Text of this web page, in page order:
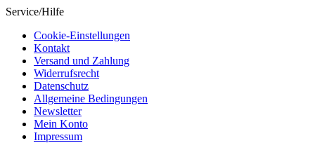
Service/Hilfe
Cookie-Einstellungen
Kontakt
Versand und Zahlung
Widerrufsrecht
Datenschutz
Allgemeine Bedingungen
Newsletter
Mein Konto
Impressum